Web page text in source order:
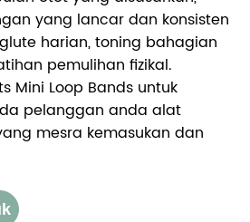
yang lancar dan konsisten
harian, toning bahagian
pemulihan fizikal.
Mini Loop Bands untuk
pelanggan anda alat
mesra kemasukan dan